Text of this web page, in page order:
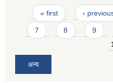
Pages
« first ‹
7 8 9
अन्य